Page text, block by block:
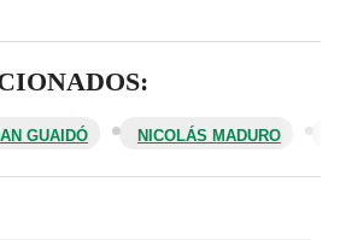
GUAIDÓ NICOLÁS MADURO